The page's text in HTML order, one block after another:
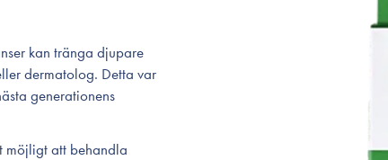
kan tränga djupare
dermatolog. Detta var
generationens
möjligt att behandla